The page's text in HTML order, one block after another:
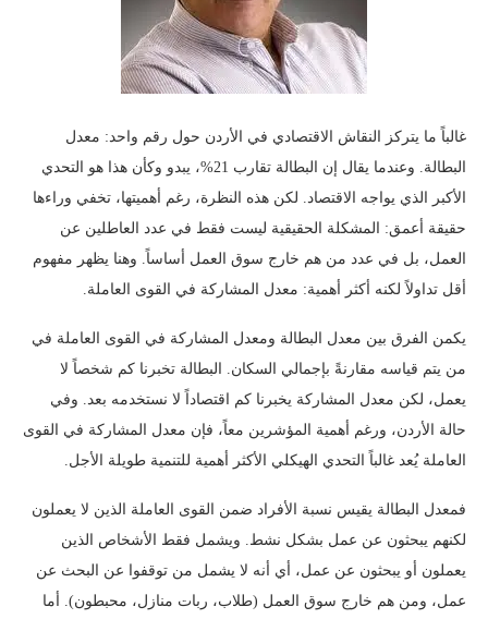
غالباً ما يتركز النقاش الاقتصادي في الأردن حول رقم واحد: معدل
البطالة. وعندما يقال إن البطالة تقارب 21%، يبدو وكأن هذا هو التحدي
الأكبر الذي يواجه الاقتصاد. لكن هذه النظرة، رغم أهميتها، تخفي وراءها
حقيقة أعمق: المشكلة الحقيقية ليست فقط في عدد العاطلين عن
العمل، بل في عدد من هم خارج سوق العمل أساساً. وهنا يظهر مفهوم
أقل تداولاً لكنه أكثر أهمية: معدل المشاركة في القوى العاملة.
يكمن الفرق بين معدل البطالة ومعدل المشاركة في القوى العاملة في
من يتم قياسه مقارنةً بإجمالي السكان. البطالة تخبرنا كم شخصاً لا
يعمل، لكن معدل المشاركة يخبرنا كم اقتصاداً لا نستخدمه بعد. وفي
حالة الأردن، ورغم أهمية المؤشرين معاً، فإن معدل المشاركة في القوى
العاملة يُعد غالباً التحدي الهيكلي الأكثر أهمية للتنمية طويلة الأجل.
فمعدل البطالة يقيس نسبة الأفراد ضمن القوى العاملة الذين لا يعملون
لكنهم يبحثون عن عمل بشكل نشط. ويشمل فقط الأشخاص الذين
يعملون أو يبحثون عن عمل، أي أنه لا يشمل من توقفوا عن البحث عن
عمل، ومن هم خارج سوق العمل (طلاب، ربات منازل، محبطون). أما